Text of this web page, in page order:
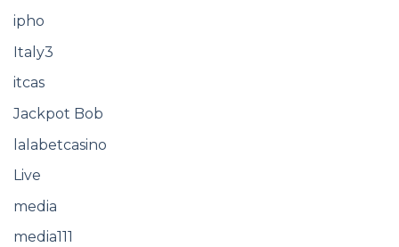
ipho
Italy3
itcas
Jackpot Bob
lalabetcasino
Live
media
media111